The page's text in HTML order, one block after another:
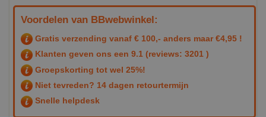
Voordelen van BBwebwinkel:
Gratis verzending vanaf € 100,- anders maar €4,95 !
Klanten geven ons een 9.1 (reviews: 3201 )
Groepskorting tot wel 25%!
Niet tevreden? 14 dagen retourtermijn
Snelle helpdesk